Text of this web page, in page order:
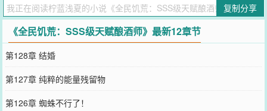
规则，永远不要试图改变规则！目标只有一个：活着！……许默本以
为自己的酿酒师天赋，在这种危机四伏的世界会随时丧命。可他却万
万没想到，自己的天赋，远比他想象的更加逆天。
您要是觉得《
向您QQ群和微博微信里的朋友推荐哦！
复制分享
《全民饥荒：SSS级天赋酿酒师》最新12章节
第128章 结婚
第127章 纯粹的能量残留物
第126章 蜘蛛不行了！